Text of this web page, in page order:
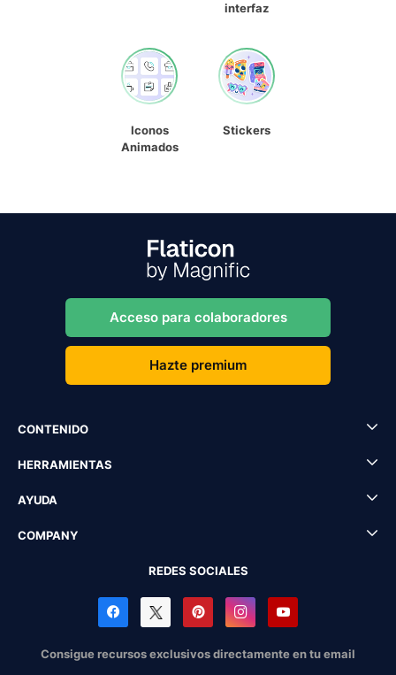
interfaz
Iconos
Animados
Stickers
Acceso para colaboradores
Hazte premium
CONTENIDO
HERRAMIENTAS
AYUDA
COMPANY
REDES SOCIALES
Consigue recursos exclusivos directamente en tu email